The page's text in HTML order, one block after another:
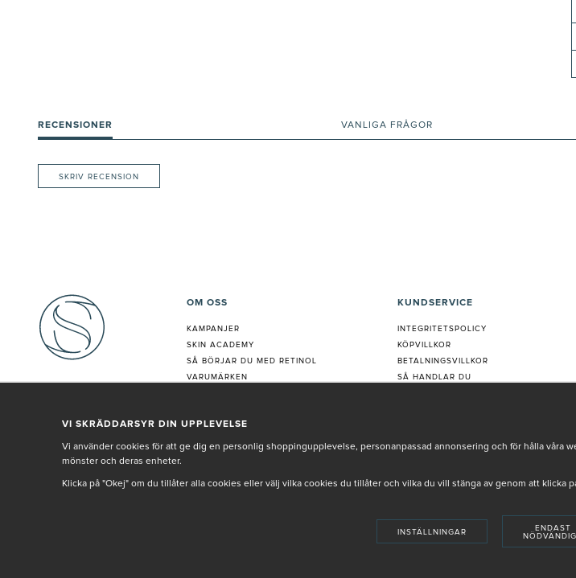
RECENSIONER VANLIGA FRÅGOR
SKRIV RECENSION
OM OSS
KAMPANJER
SKIN ACADEMY
SÅ BÖRJAR DU MED RETINOL
VARUMÄRKEN
VÅR PERSONAL
KUNDSERVICE
INTEGRITETSPOLICY
KÖPVILLKOR
BETALNINGSVILLKOR
SÅ HANDLAR DU
REKLAMATION
VI SKRÄDDARSYR DIN UPPLEVELSE
Vi använder cookies för att ge dig en personlig shoppingupplevelse, personanpassad annonsering och för hålla våra
mönster och deras enheter.
Klicka på "Okej" om du tillåter alla cookies eller välj vilka cookies du tillåter och vilka du vill stänga av genom att klicka
INSTÄLLNINGAR
ENDAST